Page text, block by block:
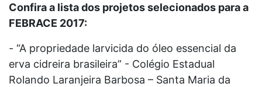
Confira a lista dos projetos selecionados para a
FEBRACE 2017:
- “A propriedade larvicida do óleo essencial da
erva cidreira brasileira” - Colégio Estadual
Rolando Laranjeira Barbosa – Santa Maria da